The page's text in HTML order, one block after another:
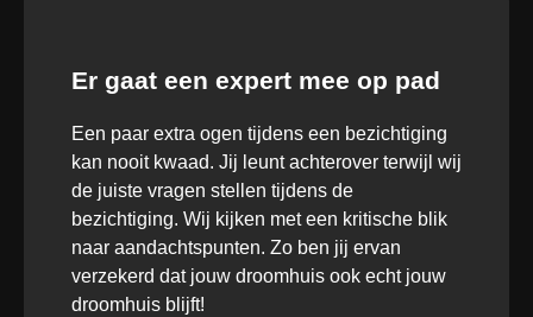
Er gaat een expert mee op pad
Een paar extra ogen tijdens een bezichtiging
kan nooit kwaad. Jij leunt achterover terwijl wij
de juiste vragen stellen tijdens de
bezichtiging. Wij kijken met een kritische blik
naar aandachtspunten. Zo ben jij ervan
verzekerd dat jouw droomhuis ook echt jouw
droomhuis blijft!